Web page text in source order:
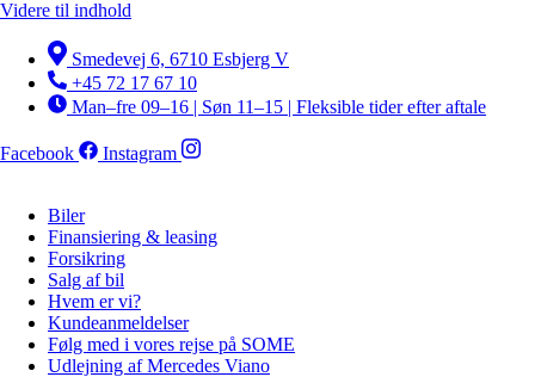
Videre til indhold
Smedevej 6, 6710 Esbjerg V
+45 72 17 67 10
Man–fre 09–16 | Søn 11–15 | Fleksible tider efter aftale
Facebook Instagram
Biler
Finansiering & leasing
Forsikring
Salg af bil
Hvem er vi?
Kundeanmeldelser
Følg med i vores rejse på SOME
Udlejning af Mercedes Viano